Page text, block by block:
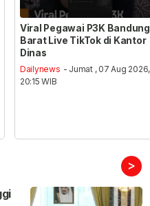
Viral Pegawai P3K Bandung
Barat Live TikTok di Kantor
Dinas
Dailynews - Jumat , 07 Aug 2026,
20:15 WIB
>